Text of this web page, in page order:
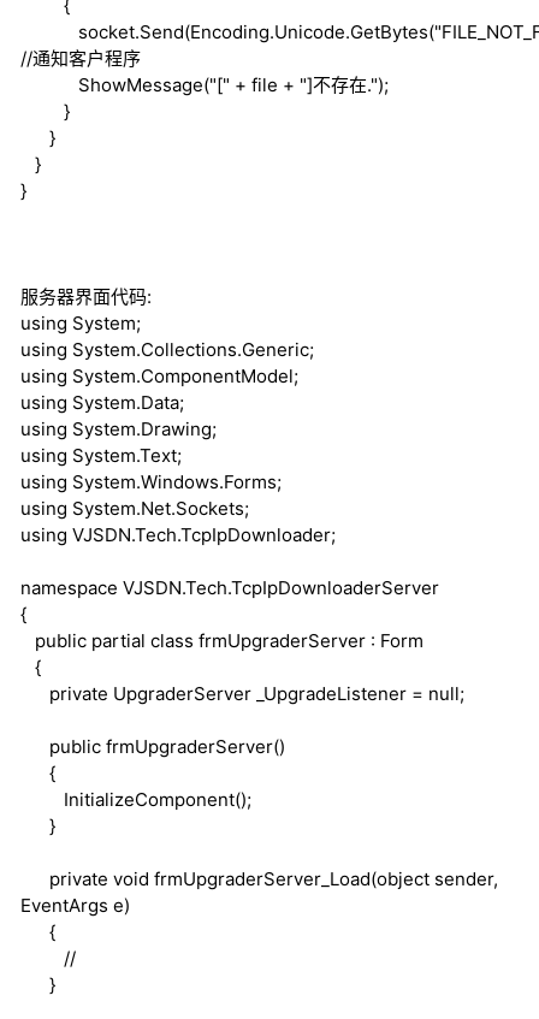
{
//通知客户程序
ShowMessage("[" + file + "]不存在.");
}
}
}
}
服务器界面代码:
using System;
using System.Collections.Generic;
using System.ComponentModel;
using System.Data;
using System.Drawing;
using System.Text;
using System.Windows.Forms;
using System.Net.Sockets;
using VJSDN.Tech.TcpIpDownloader;
namespace VJSDN.Tech.TcpIpDownloaderServer
{
public partial class frmUpgraderServer : Form
{
private UpgraderServer _UpgradeListener = null;
public frmUpgraderServer()
{
InitializeComponent();
}
private void frmUpgraderServer_Load(object sender,
EventArgs e)
{
//
}